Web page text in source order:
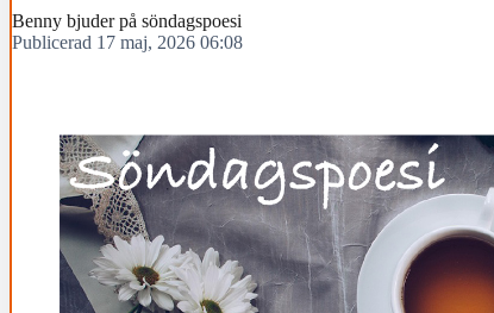
Benny bjuder på söndagspoesi
Publicerad 17 maj, 2026 06:08